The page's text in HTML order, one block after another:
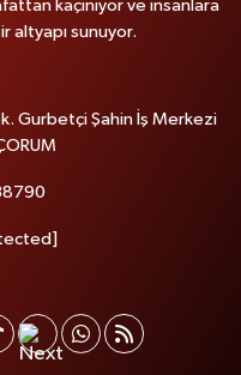
kaçınıyor ve insanlara
altyapı sunuyor.
Gurbetçi Şahin İş Merkezi